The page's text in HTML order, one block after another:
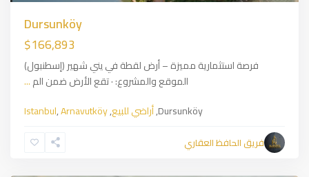
Dursunköy
$166,893
فرصة استثمارية مميزة – أرض لقطة في يني شهير (إسطنبول)
الموقع والمشروع: · تقع الأرض ضمن الم...
Dursunköy, أراضي للبيع,
Istanbul,Arnavutköy
فريق الحافظ العقاري
Istanbul
أراضي